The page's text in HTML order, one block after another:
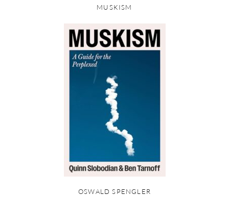
MUSKISM
OSWALD SPENGLER